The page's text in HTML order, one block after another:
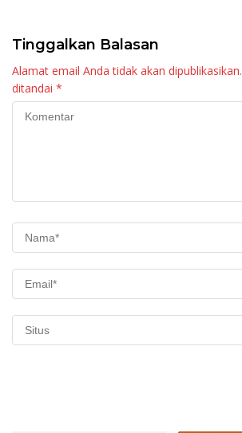
Tinggalkan Balasan
Alamat email Anda tidak akan dipublikasikan.
ditandai *